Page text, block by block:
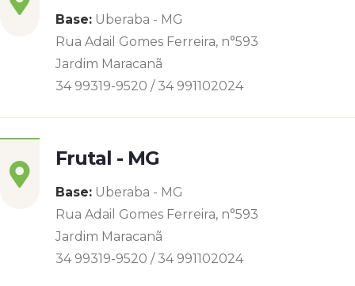
Base: Uberaba - MG
Rua Adail Gomes Ferreira, n°593
Jardim Maracanã
34 99319-9520 / 34 991102024
Frutal - MG
Base: Uberaba - MG
Rua Adail Gomes Ferreira, n°593
Jardim Maracanã
34 99319-9520 / 34 991102024